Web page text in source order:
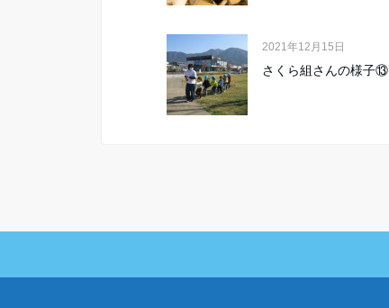
2021年12月15日
さくら組さんの様子⑬